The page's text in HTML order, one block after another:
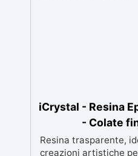
iCrystal - Resina
- Colate
Resina trasparente,
creazioni artistiche